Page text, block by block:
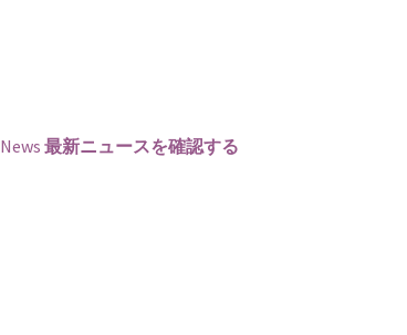
News 最新ニュースを確認する